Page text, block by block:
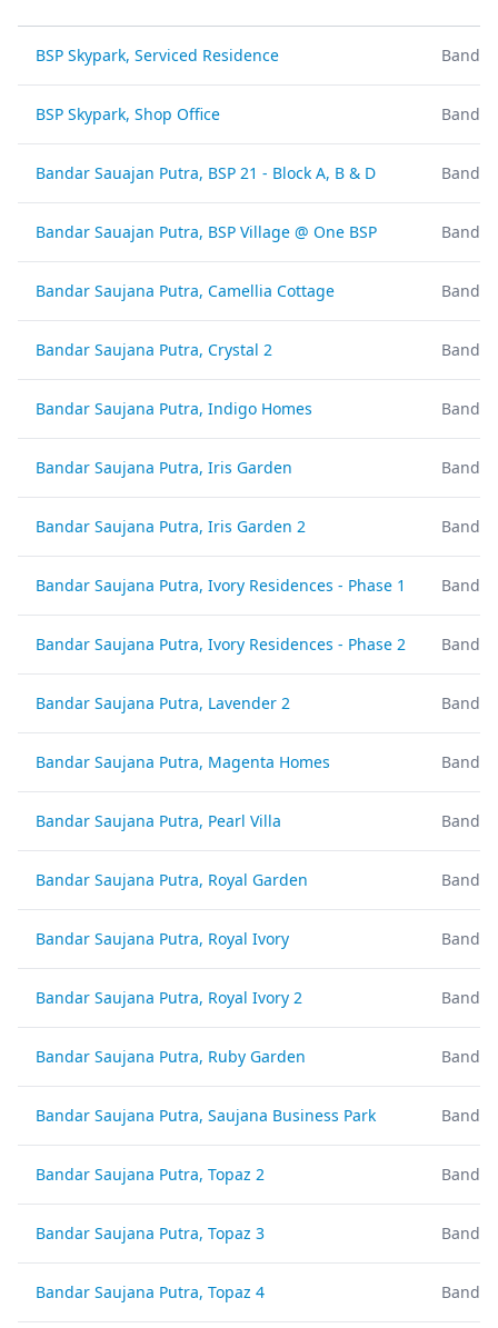
BSP Skypark, Serviced Residence
BSP Skypark, Shop Office
Bandar Sauajan Putra, BSP 21 - Block A, B & D
Bandar Sauajan Putra, BSP Village @ One BSP
Bandar Saujana Putra, Camellia Cottage
Bandar Saujana Putra, Crystal 2
Bandar Saujana Putra, Indigo Homes
Bandar Saujana Putra, Iris Garden
Bandar Saujana Putra, Iris Garden 2
Bandar Saujana Putra, Ivory Residences - Phase 1
Bandar Saujana Putra, Ivory Residences - Phase 2
Bandar Saujana Putra, Lavender 2
Bandar Saujana Putra, Magenta Homes
Bandar Saujana Putra, Pearl Villa
Bandar Saujana Putra, Royal Garden
Bandar Saujana Putra, Royal Ivory
Bandar Saujana Putra, Royal Ivory 2
Bandar Saujana Putra, Ruby Garden
Bandar Saujana Putra, Saujana Business Park
Bandar Saujana Putra, Topaz 2
Bandar Saujana Putra, Topaz 3
Bandar Saujana Putra, Topaz 4